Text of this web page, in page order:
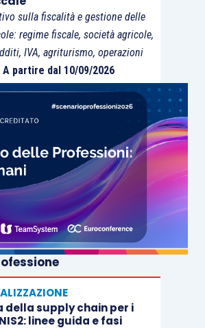
romanzo criminale; è un romanzo
Varsavia antisemita e capitale
divisa tra l’aspirazione a metropoli
autoritarismo provinciale, mentre
tragedia; è un romanzo morale,
alla violenza e su quanta e
dalla voglia di rivalsa di chi
è un romanzo politico, sulle radici
Dopo la solitudine
Antonella Frontani
sulla fiscalità e gestione delle
regime fiscale, società agricole,
IVA, agriturismo, operazioni
A partire dal 10/09/2026
della supply chain per i
linee guida e fasi